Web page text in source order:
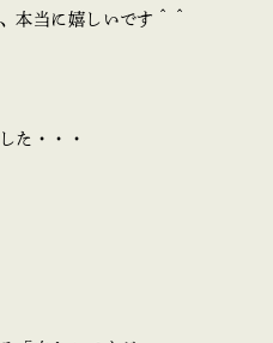
本当に嬉しいです＾＾
た・・・